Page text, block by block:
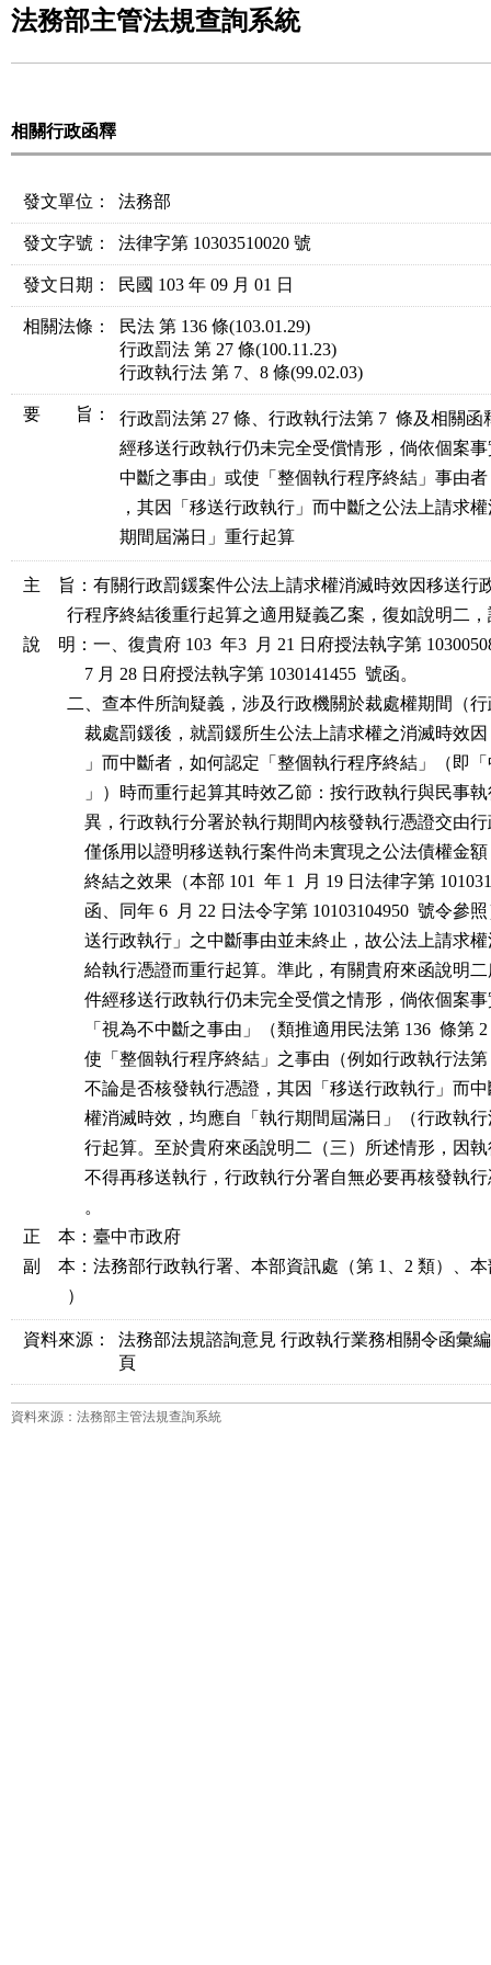
法務部主管法規查詢系統
相關行政函釋
發文單位： 法務部
發文字號： 法律字第 10303510020 號
發文日期： 民國 103 年 09 月 01 日
相關法條 ： 民法 第 136 條(103.01.29)
行政罰法 第 27 條(100.11.23)
行政執行法 第 7、8 條(99.02.03)
要 旨：
行政罰法第 27 條、行政執行法第 7  條及相關
經移送行政執行仍未完全受償情形，倘依個案
中斷之事由」或使「整個執行程序終結」事由
，其因「移送行政執行」而中斷之公法上請求
期間屆滿日」重行起算
主    旨：有關行政罰鍰案件公法上請求權消滅時效因移送行
行程序終結後重行起算之適用疑義乙案，復如說明二
說    明：一、復貴府 103  年3  月 21 日府授法執字第
              7 月 28 日府授法執字第 1030141455  號函。
二、查本件所詢疑義，涉及行政機關於裁處權期間（
裁處罰鍰後，就罰鍰所生公法上請求權之消滅時效
」而中斷者，如何認定「整個執行程序終結」（即
」）時而重行起算其時效乙節：按行政執行與民事
異，行政執行分署於執行期間內核發執行憑證交由
僅係用以證明移送執行案件尚未實現之公法債權金
終結之效果（本部 101  年 1  月 19 日法律字第
函、同年 6  月 22 日法令字第 10103104950  號令參
送行政執行」之中斷事由並未終止，故公法上請求
給執行憑證而重行起算。準此，有關貴府來函說明
件經移送行政執行仍未完全受償之情形，倘依個案
「視為不中斷之事由」（類推適用民法第 136  條第
使「整個執行程序終結」之事由（例如行政執行法
不論是否核發執行憑證，其因「移送行政執行」而
權消滅時效，均應自「執行期間屆滿日」（行政執
行起算。至於貴府來函說明二（三）所述情形，因
不得再移送執行，行政執行分署自無必要再核發執
              。
正    本：臺中市政府
副    本：法務部行政執行署、本部資訊處（第 1、2 類）、
          ）
資料來源：
法務部法規諮詢意見 行政執行業務相關令函彙
頁
資料來源：法務部主管法規查詢系統